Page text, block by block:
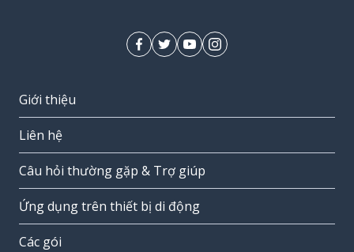
Giới thiệu
Liên hệ
Câu hỏi thường gặp & Trợ giúp
Ứng dụng trên thiết bị di động
Các gói